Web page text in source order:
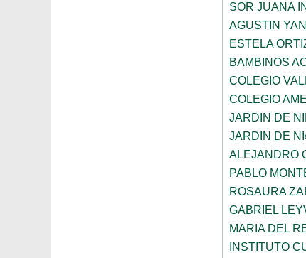
SOR JUANA
AGUSTIN
ESTELA
BAMBINOS
COLEGIO
COLEGIO
JARDIN DE
JARDIN DE
ALEJANDRO
PABLO
ROSAURA
GABRIEL
MARIA DEL
INSTITUTO